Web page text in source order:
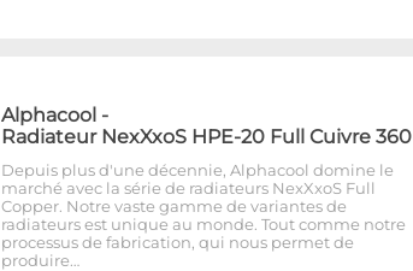
Alphacool -
Radiateur NexXxoS HPE-20 Full Cuivre 360
Depuis plus d'une décennie, Alphacool domine le
marché avec la série de radiateurs NexXxoS Full
Copper. Notre vaste gamme de variantes de
radiateurs est unique au monde. Tout comme notre
processus de fabrication, qui nous permet de
produire…